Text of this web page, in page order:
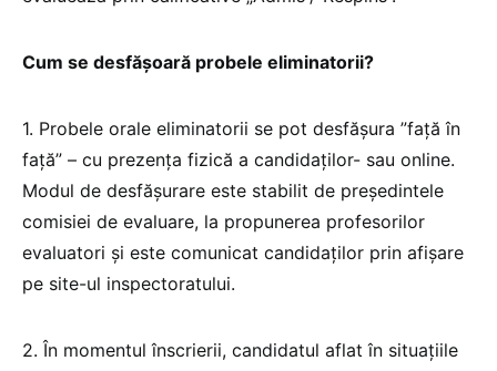
Cum se desfășoară probele eliminatorii?
1. Probele orale eliminatorii se pot desfășura ”față în
față” – cu prezența fizică a candidaților- sau online.
Modul de desfășurare este stabilit de președintele
comisiei de evaluare, la propunerea profesorilor
evaluatori și este comunicat candidaților prin afișare
pe site-ul inspectoratului.
2. În momentul înscrierii, candidatul aflat în situațiile